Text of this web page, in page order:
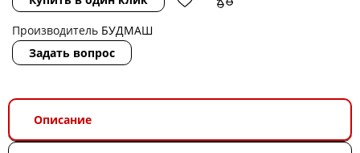
Производитель БУДМАШ
Задать вопрос
Описание